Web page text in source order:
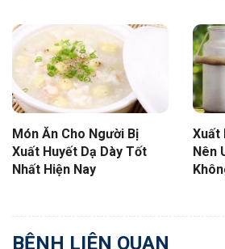
Món Ăn Cho Người Bị
Xuất Huyết Dạ Dày Tốt
Nhất Hiện Nay
Xuất
Nên
BỆNH LIÊN QUAN